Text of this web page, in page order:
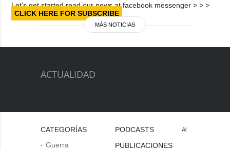
Let’s get started read our news at facebook messenger > > >
CLICK HERE FOR SUBSCRIBE
MÁS NOTICIAS
ACTUALIDAD
CATEGORÍAS
Guerra
PODCASTS
PUBLICACIONES
Al